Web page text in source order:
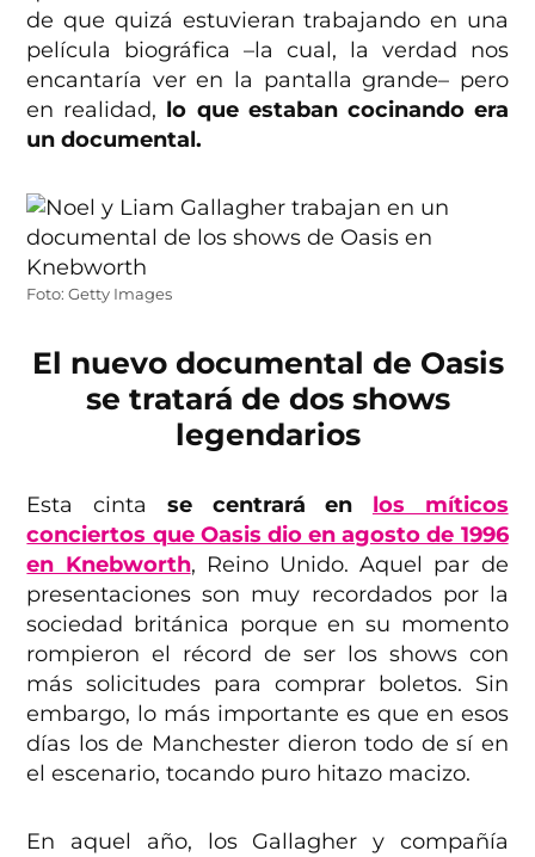
de que quizá estuvieran trabajando en una
película biográfica –la cual, la verdad nos
encantaría ver en la pantalla grande– pero
en realidad, lo que estaban cocinando era
un documental.
Foto: Getty Images
El nuevo documental de Oasis
se tratará de dos shows
legendarios
Esta cinta se centrará en los míticos
conciertos que Oasis dio en agosto de 1996
en Knebworth, Reino Unido. Aquel par de
presentaciones son muy recordados por la
sociedad británica porque en su momento
rompieron el récord de ser los shows con
más solicitudes para comprar boletos. Sin
embargo, lo más importante es que en esos
días los de Manchester dieron todo de sí en
el escenario, tocando puro hitazo macizo.
En aquel año, los Gallagher y compañía